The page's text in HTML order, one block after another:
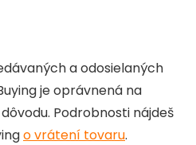
a odosielaných
je oprávnená na
Podrobnosti nájdeš
o vrátení tovaru.